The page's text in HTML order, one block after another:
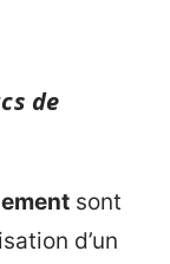
de
sont
d’un